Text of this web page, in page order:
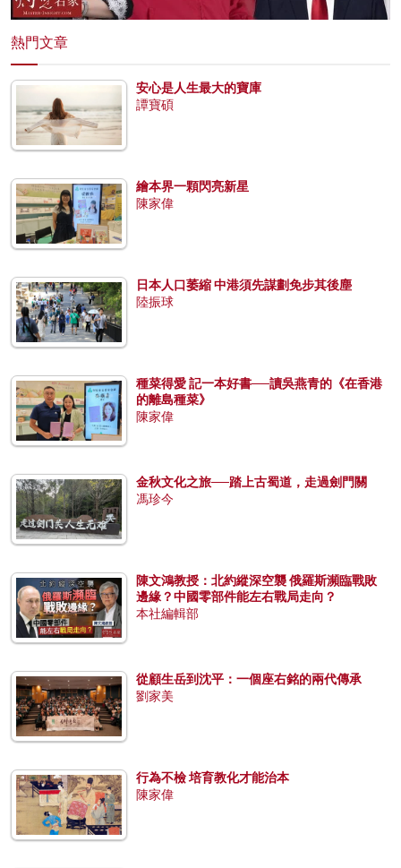
熱門文章
安心是人生最大的寶庫
譚寶碩
繪本界一顆閃亮新星
陳家偉
日本人口萎縮 中港須先謀劃免步其後塵
陸振球
種菜得愛 記一本好書──讀吳燕青的《在香港
的離島種菜》
陳家偉
金秋文化之旅──踏上古蜀道，走過劍門關
馮珍今
陳文鴻教授：北約縱深空襲 俄羅斯瀕臨戰敗
邊緣？中國零部件能左右戰局走向？
本社編輯部
從顧生岳到沈平：一個座右銘的兩代傳承
劉家美
行為不檢 培育教化才能治本
陳家偉